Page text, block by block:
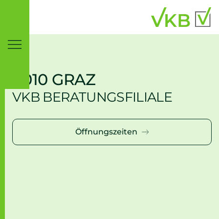
8010 GRAZ
VKB BERATUNGSFILIALE
Öffnungszeiten